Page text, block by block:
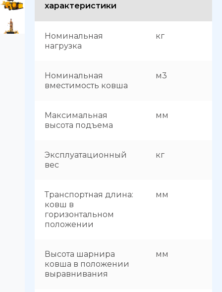
характеристики
Номинальная
нагрузка
кг
Номинальная
вместимость ковша
м3
Максимальная
высота подъема
мм
Эксплуатационный
вес
кг
Транспортная длина:
ковш в
горизонтальном
положении
мм
Высота шарнира
ковша в положении
выравнивания
мм